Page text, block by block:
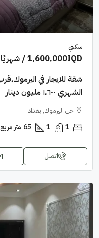
سكني
1,600,000IQD/ شهريًا
الشهري ١٬٦٠٠ مليون دينار
حي اليرموك, بغداد
1
1
65 متر مربع
اتصل